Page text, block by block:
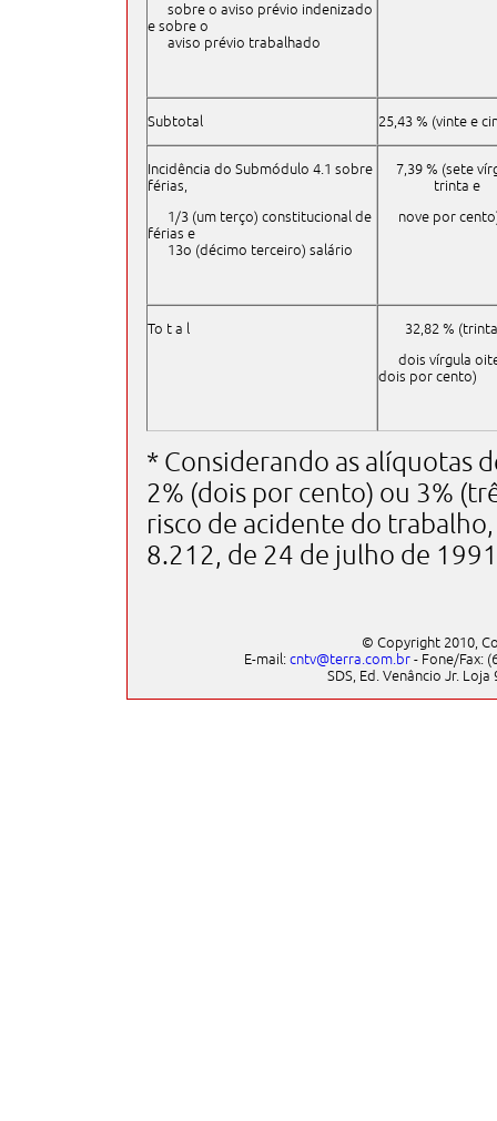
sobre o aviso prévio indenizado
e sobre o
aviso prévio trabalhado
Subtotal 25,43 % (vinte e
Incidência do Submódulo 4.1 sobre
férias,
1/3 (um terço) constitucional de
férias e
13o (décimo terceiro) salário
7,39 % (sete
trinta e
nove por
To t a l
32,82 %
dois vírgula
dois por cento)
* Considerando as alíquotas
2% (dois por cento) ou 3%
risco de acidente do
8.212, de 24 de julho de
© Copyright 2010,
E-mail: cntv@terra.com.br- Fone/Fax:
SDS, Ed. Venâncio Jr. Loja